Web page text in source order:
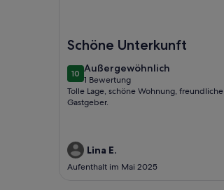
Schöne Unterkunft
1010 von 10
Außergewöhnlich
außergewöhnlich
1 Bewertung
(1
bewertung)
Tolle Lage, schöne Wohnung, freundliche
Gastgeber.
Lina E.
Aufenthalt im Mai 2025